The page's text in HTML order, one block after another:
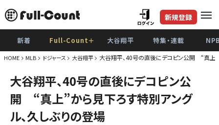
新規登録
新着 Full-Count＋ 大谷翔平 特集・連載
HOME MLB ドジャース 大谷翔平 大谷翔平、40号の直後にデコピン公開 “真上”
大谷翔平、40号の直後にデコピン公
開 “真上”から見下ろす特別アング
ル、久しぶりの登場